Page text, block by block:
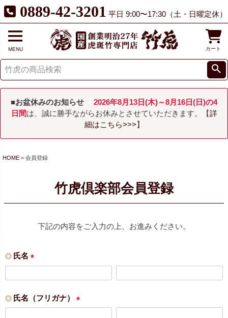
0889-42-3201 平日 9:00〜17:30（土・日曜定休）
MENU カート
■お盆休みのお知らせ
2026年8月13日(木)～8月16日(日)の4
日間は、誠に勝手ながらお休みとさせていただきます。【詳
細はこちら>>> 】
HOME 会員登録
竹虎倶楽部会員登録
下記の内容をご入力の上、お進みください。
氏名
必
氏名（フリガナ）